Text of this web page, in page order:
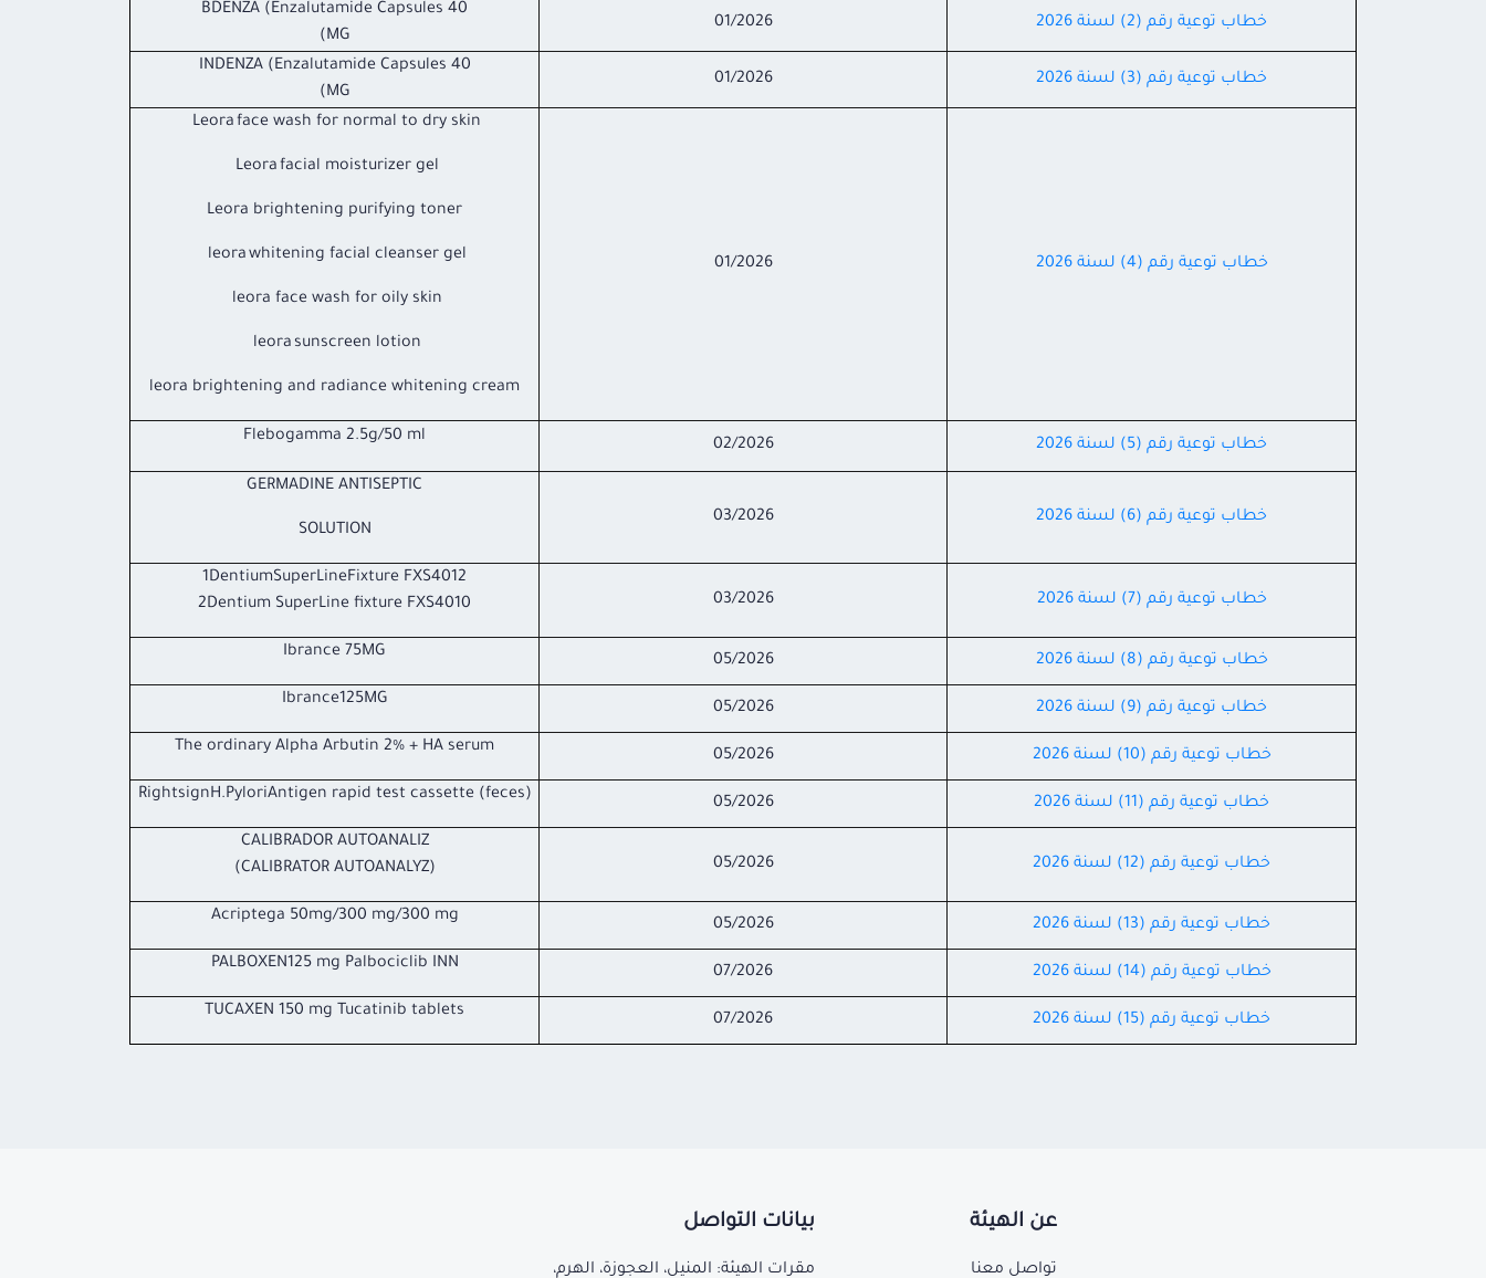
خطاب توعية رقم (2) لسنة 2026 01/2026
BDENZA (Enzalutamide Capsules 40
MG)
خطاب توعية رقم (3) لسنة 2026 01/2026
INDENZA (Enzalutamide Capsules 40
MG)
خطاب توعية رقم (4) لسنة 2026 01/2026
Leora face wash for normal to dry skin
Leora facial moisturizer gel
leora whitening facial cleanser gel
leora face wash for oily skin
leora sunscreen lotion
leora brightening and radiance whitening cream
خطاب توعية رقم (5) لسنة 2026 02/2026
Flebogamma 2.5g/50 ml
خطاب توعية رقم (6) لسنة 2026 03/2026
GERMADINE ANTISEPTIC
SOLUTION
خطاب توعية رقم (7) لسنة 2026 03/2026
1DentiumSuperLineFixture FXS4012
2Dentium SuperLine fixture FXS4010
خطاب توعية رقم (8) لسنة 2026 05/2026
Ibrance 75MG
خطاب توعية رقم (9) لسنة 2026 05/2026
Ibrance125MG
خطاب توعية رقم (10) لسنة 2026 05/2026
The ordinary Alpha Arbutin 2% + HA serum
خطاب توعية رقم (11) لسنة 2026 05/2026
RightsignH.PyloriAntigen rapid test cassette (feces)
خطاب توعية رقم (12) لسنة 2026 05/2026
CALIBRADOR AUTOANALIZ
(CALIBRATOR AUTOANALYZ)
خطاب توعية رقم (13) لسنة 2026 05/2026
Acriptega 50mg/300 mg/300 mg
خطاب توعية رقم (14) لسنة 2026 07/2026
PALBOXEN125 mg Palbociclib INN
خطاب توعية رقم (15) لسنة 2026 07/2026
TUCAXEN 150 mg Tucatinib tablets
عن الهيئة
تواصل معنا
بيانات التواصل
مقرات الهيئة: المنيل، العجوزة، الهرم،